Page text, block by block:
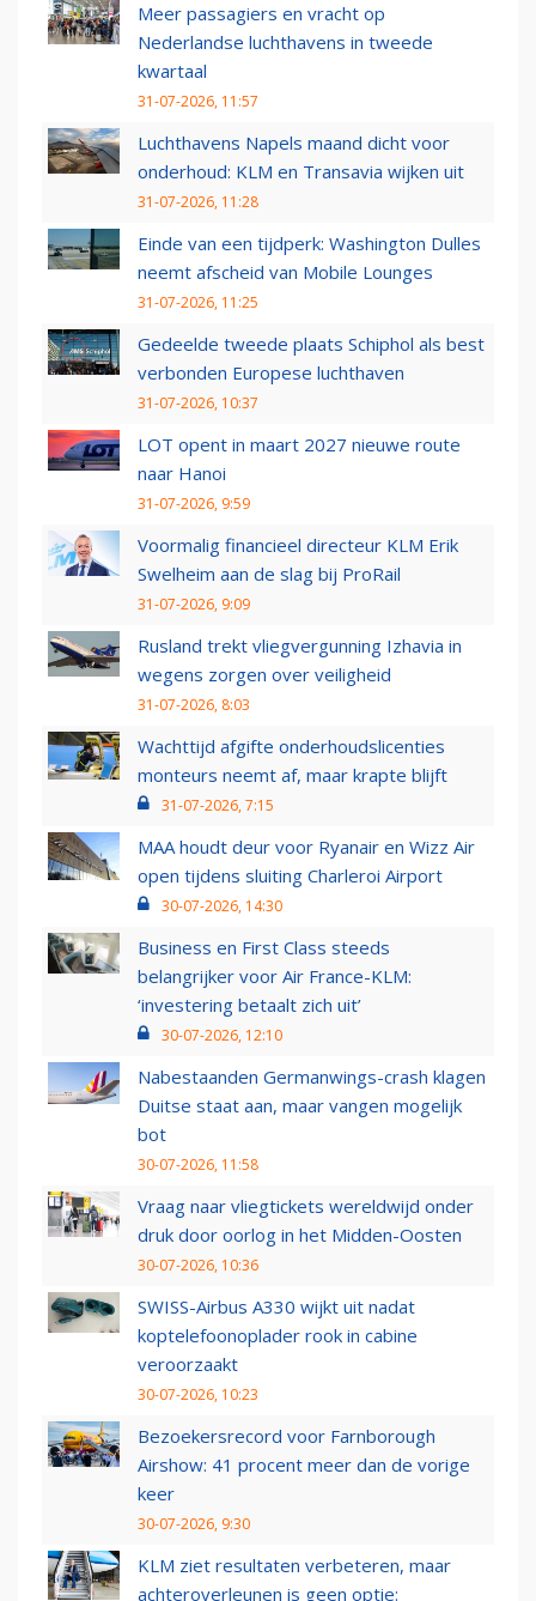
Meer passagiers en vracht op
Nederlandse luchthavens in tweede
kwartaal
31-07-2026, 11:57
Luchthavens Napels maand dicht voor
onderhoud: KLM en Transavia wijken uit
31-07-2026, 11:28
Einde van een tijdperk: Washington Dulles
neemt afscheid van Mobile Lounges
31-07-2026, 11:25
Gedeelde tweede plaats Schiphol als best
verbonden Europese luchthaven
31-07-2026, 10:37
LOT opent in maart 2027 nieuwe route
naar Hanoi
31-07-2026, 9:59
Voormalig financieel directeur KLM Erik
Swelheim aan de slag bij ProRail
31-07-2026, 9:09
Rusland trekt vliegvergunning Izhavia in
wegens zorgen over veiligheid
31-07-2026, 8:03
Wachttijd afgifte onderhoudslicenties
monteurs neemt af, maar krapte blijft
31-07-2026, 7:15
MAA houdt deur voor Ryanair en Wizz Air
open tijdens sluiting Charleroi Airport
30-07-2026, 14:30
Business en First Class steeds
belangrijker voor Air France-KLM:
‘investering betaalt zich uit’
30-07-2026, 12:10
Nabestaanden Germanwings-crash klagen
Duitse staat aan, maar vangen mogelijk
bot
30-07-2026, 11:58
Vraag naar vliegtickets wereldwijd onder
druk door oorlog in het Midden-Oosten
30-07-2026, 10:36
SWISS-Airbus A330 wijkt uit nadat
koptelefoonoplader rook in cabine
veroorzaakt
30-07-2026, 10:23
Bezoekersrecord voor Farnborough
Airshow: 41 procent meer dan de vorige
keer
30-07-2026, 9:30
KLM ziet resultaten verbeteren, maar
achteroverleunen is geen optie: